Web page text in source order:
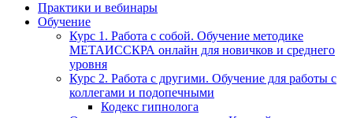
Практики и вебинары
Обучение
Курс 1. Работа с собой. Обучение методике
МЕТАИССКРА онлайн для новичков и среднего
уровня
Курс 2. Работа с другими. Обучение для работы с
коллегами и подопечными
Кодекс гипнолога